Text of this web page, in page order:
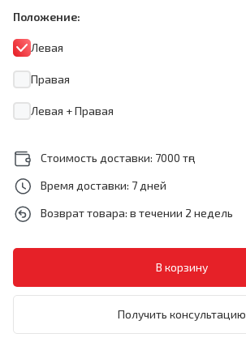
Положение:
Левая
Правая
Левая + Правая
Стоимость доставки: 7000 тңг
Время доставки: 7 дней
Возврат товара: в течении 2 недель
Получить консультацию